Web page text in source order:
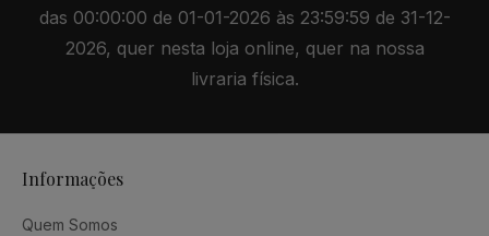
das 00:00:00 de 01-01-2026 às 23:59:59 de 31-12-
2026, quer nesta loja online, quer na nossa
livraria física.
Informações
Quem Somos